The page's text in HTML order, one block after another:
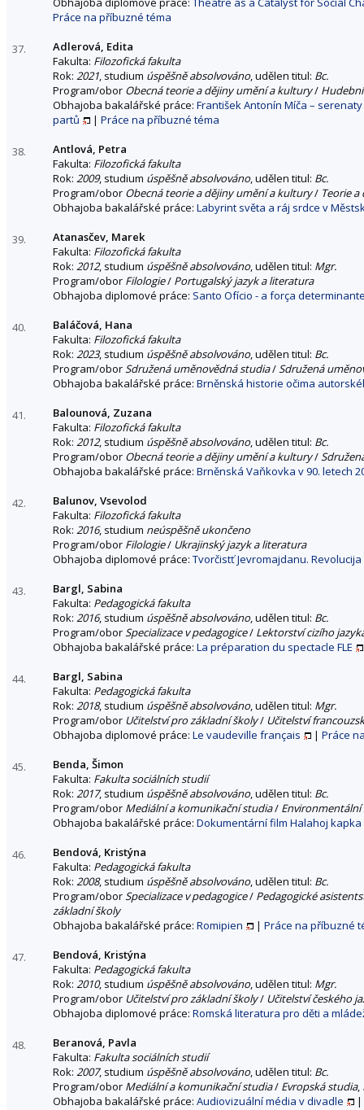
Práce na příbuzné téma
37.
Adlerová, Edita
Fakulta: Filozofická fakulta
Rok: 2021, studium úspěšně absolvováno, udělen titul: Bc.
Program/obor Obecná teorie a dějiny umění a kultury/
Obhajoba bakalářské práce: František Antonín Míča –
partů
| Práce na příbuzné téma
38.
Antlová, Petra
Fakulta: Filozofická fakulta
Rok: 2009, studium úspěšně absolvováno, udělen titul: Bc.
Program/obor Obecná teorie a dějiny umění a kultury/ Teorie
Obhajoba bakalářské práce: Labyrint světa a ráj srdce v
39.
Atanasčev, Marek
Fakulta: Filozofická fakulta
Rok: 2012, studium úspěšně absolvováno, udělen titul: Mgr.
Program/obor Filologie/ Portugalský jazyk a literatura
Obhajoba diplomové práce: Santo Ofício - a força
40.
Baláčová, Hana
Fakulta: Filozofická fakulta
Rok: 2023, studium úspěšně absolvováno, udělen titul: Bc.
Program/oborSdružená uměnovědná studia/Sdružená
Obhajoba bakalářské práce: Brněnská historie očima
41.
Balounová, Zuzana
Fakulta: Filozofická fakulta
Rok: 2012, studium úspěšně absolvováno, udělen titul: Bc.
Program/obor Obecná teorie a dějiny umění a kultury/
Obhajoba bakalářské práce: Brněnská Vaňkovka v 90. letech
42.
Balunov, Vsevolod
Fakulta: Filozofická fakulta
Rok: 2016, studium neúspěšně ukončeno
Program/obor Filologie/ Ukrajinský jazyk a literatura
Obhajoba diplomové práce: Tvorčistť Jevromajdanu.
43.
Bargl, Sabina
Fakulta: Pedagogická fakulta
Rok: 2016, studium úspěšně absolvováno, udělen titul: Bc.
Program/oborSpecializace v pedagogice/ Lektorství cizího
Obhajoba bakalářské práce: La préparation du spectacle FLE
44.
Bargl, Sabina
Fakulta: Pedagogická fakulta
Rok: 2018, studium úspěšně absolvováno, udělen titul: Mgr.
Program/obor Učitelství pro základní školy/ Učitelství
Obhajoba diplomové práce: Le vaudeville français | Práce
45.
Benda, Šimon
Fakulta: Fakulta sociálních studií
Rok: 2017, studium úspěšně absolvováno, udělen titul: Bc.
Program/obor Mediální a komunikační studia/ Environmentální
Obhajoba bakalářské práce: Dokumentární film Halahoj kapka
46.
Bendová, Kristýna
Fakulta: Pedagogická fakulta
Rok: 2008, studium úspěšně absolvováno, udělen titul: Bc.
Program/oborSpecializace v pedagogice/ Pedagogické
základní školy
Obhajoba bakalářské práce: Romipien | Práce na příbuzné
47.
Bendová, Kristýna
Fakulta: Pedagogická fakulta
Rok: 2010, studium úspěšně absolvováno, udělen titul: Mgr.
Program/obor Učitelství pro základní školy/ Učitelství českého
Obhajoba diplomové práce: Romská literatura pro děti a
48.
Beranová, Pavla
Fakulta: Fakulta sociálních studií
Rok: 2007, studium úspěšně absolvováno, udělen titul: Bc.
Program/obor Mediální a komunikační studia/ Evropská studia,
Obhajoba bakalářské práce: Audiovizuální média v divadle |